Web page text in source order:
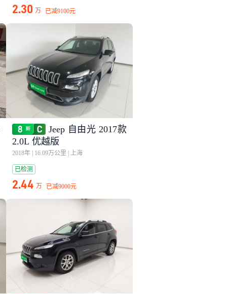
2.30 万 已减9100元
Jeep 自由光 2017款
2.0L 优越版
2018年 16.09万公里 上海
已检测
2.44 万 已减9000元